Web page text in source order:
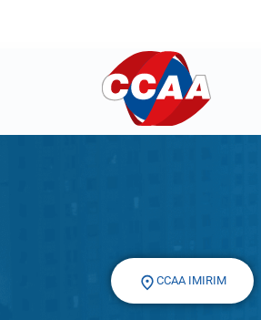
CCAA IMIRIM